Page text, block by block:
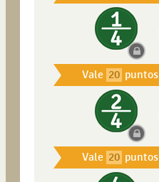
Vale 20 puntos
Vale 20 puntos